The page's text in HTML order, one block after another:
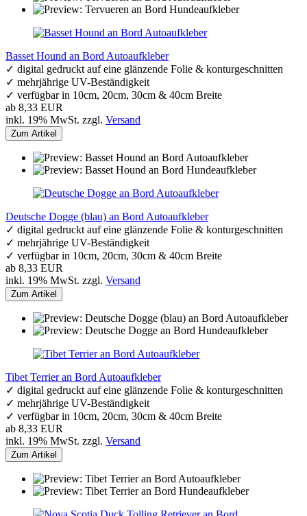
Basset Hound an Bord Autoaufkleber
✓ digital gedruckt auf eine glänzende Folie & konturgeschnitten
✓ mehrjährige UV-Beständigkeit
✓ verfügbar in 10cm, 20cm, 30cm & 40cm Breite
ab 8,33 EUR
inkl. 19% MwSt. zzgl. Versand
Zum Artikel
Deutsche Dogge (blau) an Bord Autoaufkleber
✓ digital gedruckt auf eine glänzende Folie & konturgeschnitten
✓ mehrjährige UV-Beständigkeit
✓ verfügbar in 10cm, 20cm, 30cm & 40cm Breite
ab 8,33 EUR
inkl. 19% MwSt. zzgl. Versand
Zum Artikel
Tibet Terrier an Bord Autoaufkleber
✓ digital gedruckt auf eine glänzende Folie & konturgeschnitten
✓ mehrjährige UV-Beständigkeit
✓ verfügbar in 10cm, 20cm, 30cm & 40cm Breite
ab 8,33 EUR
inkl. 19% MwSt. zzgl. Versand
Zum Artikel